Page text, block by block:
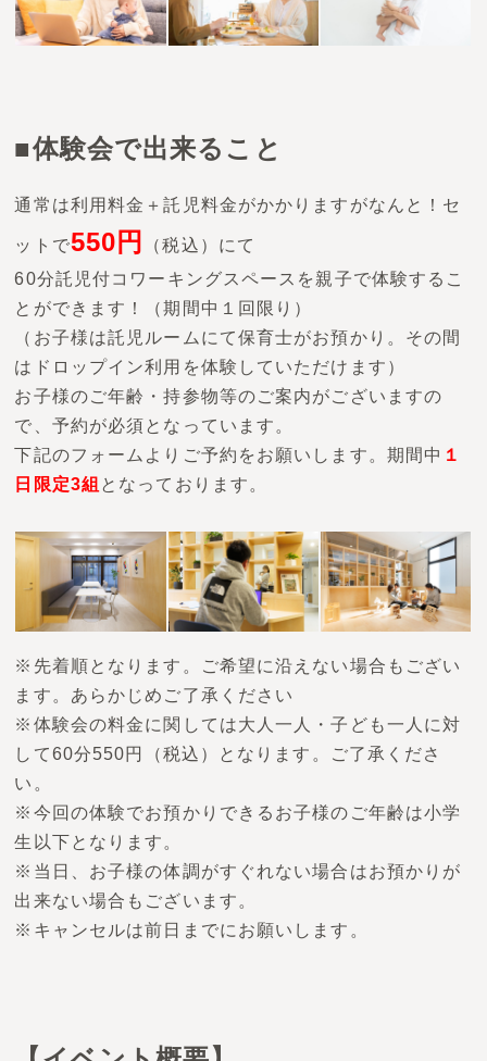
■体験会で出来ること
通常は利用料金＋託児料金がかかりますがなんと！セ
ットで550円
（税込）にて
60分託児付コワーキングスペースを親子で体験するこ
とができます！（期間中１回限り）
（お子様は託児ルームにて保育士がお預かり。その間
はドロップイン利用を体験していただけます）
お子様のご年齢・持参物等のご案内がございますの
で、予約が必須となっています。
下記のフォームよりご予約をお願いします。期間中 １
日限定3組 となっております。
※先着順となります。ご希望に沿えない場合もござい
ます。あらかじめご了承ください
※体験会の料金に関しては大人一人・子ども一人に対
して60分550円（税込）となります。ご了承くださ
い。
※今回の体験でお預かりできるお子様のご年齢は小学
生以下となります。
※当日、お子様の体調がすぐれない場合はお預かりが
出来ない場合もございます。
※キャンセルは前日までにお願いします。